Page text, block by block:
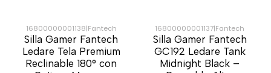
-33%
16800000001138|Fantech
Silla Gamer Fantech
Ledare Tela Premium
Reclinable 180° con
-31%
16800000001137|Fantech
Silla Gamer Fantech
GC192 Ledare Tank
Midnight Black –